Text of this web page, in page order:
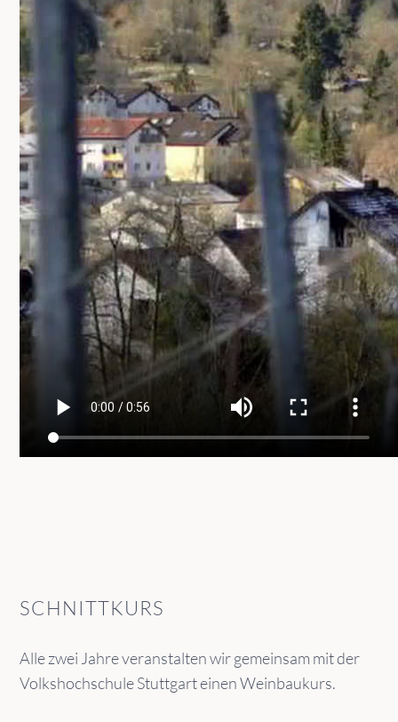
SCHNITTKURS
Alle zwei Jahre veranstalten wir gemeinsam mit der
Volkshochschule Stuttgart einen Weinbaukurs.